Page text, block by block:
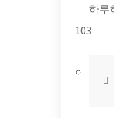
하
하
하루
103